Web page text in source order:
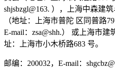
shjsbzgl@163. ），上海中森建
（地址：上海市普陀 区同普路
E-mail：zsa@shh.） 或上海市
址：上海市小木桥路683 号。
邮编：200032，E-mail：